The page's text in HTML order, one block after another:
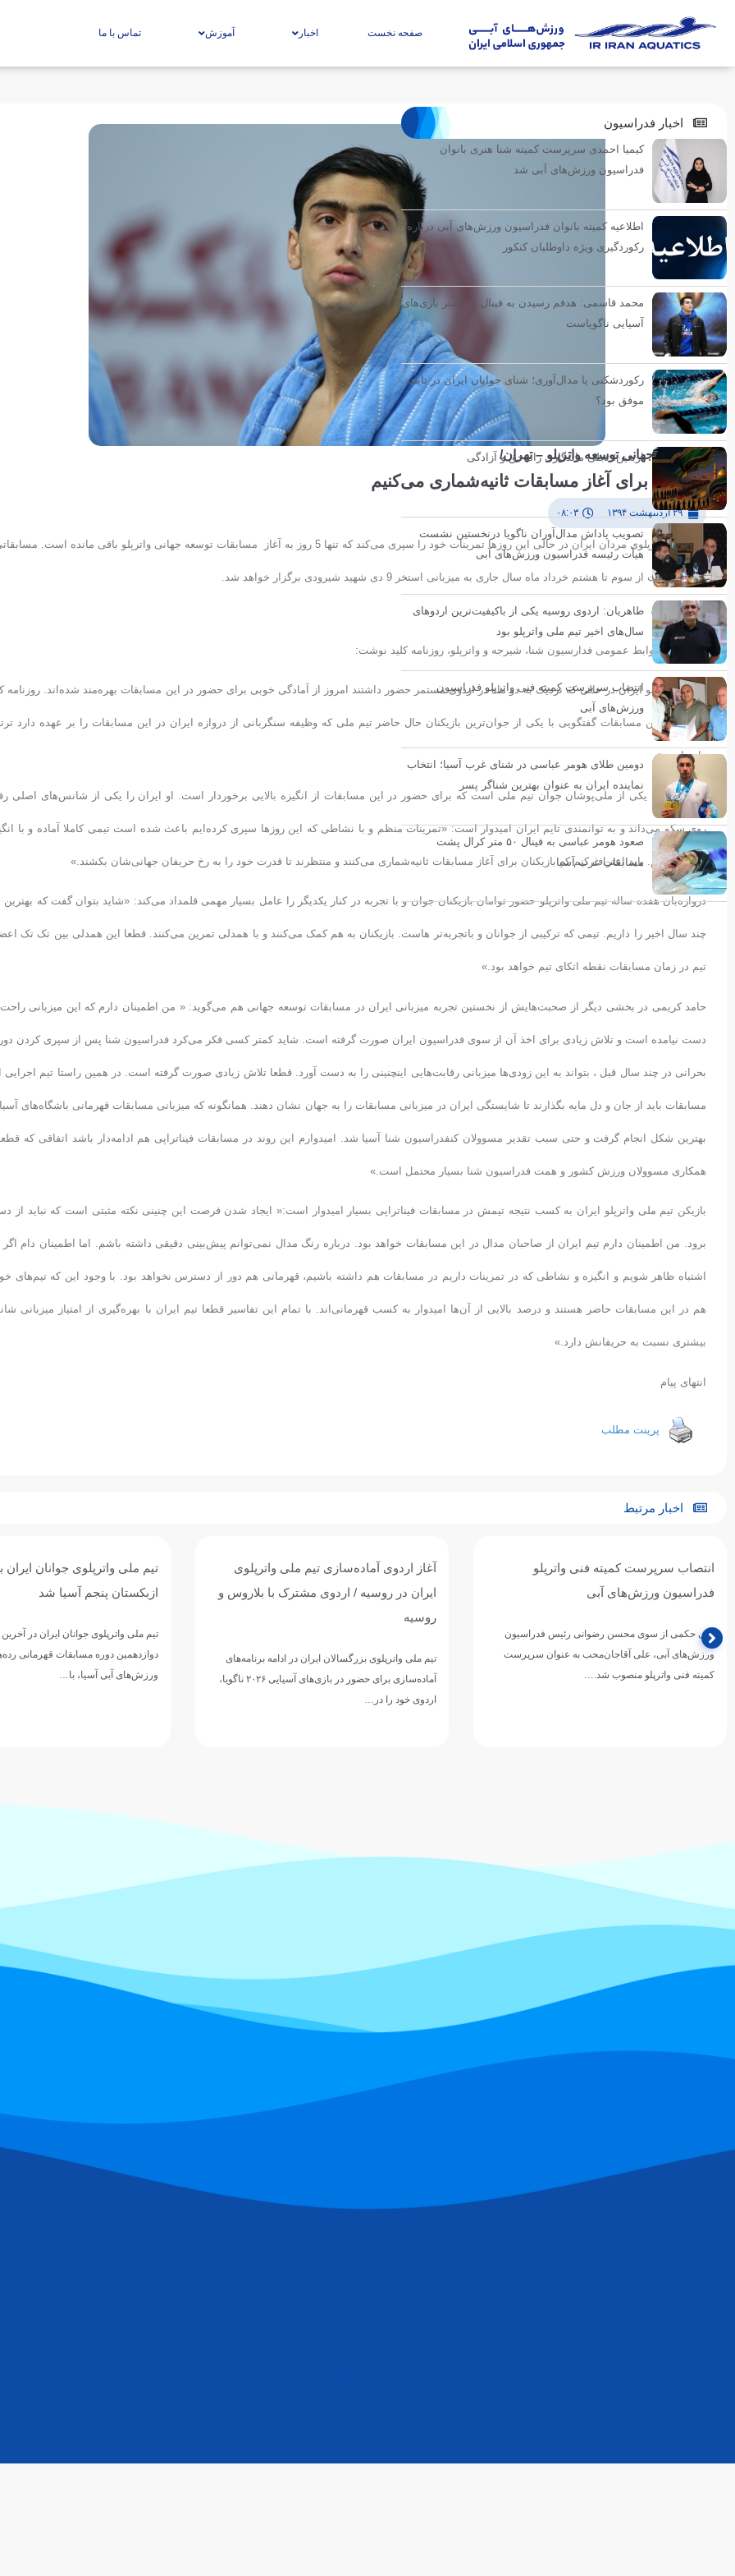
صفحه نخست اخبار آموزش تماس با ما
مسابقات جهانی توسعه واترپلو – تهران/
کریمی: برای آغاز مسابقات ثانیه‌شماری می‌کنیم
۲۹ اردیبهشت ۱۳۹۴ ۰۸:۰۳
تیم ملی واترپلوی مردان ایران در حالی این روزها تمرینات خود را سپری می‌کند که تنها 5 روز به آغاز مسابقات توسعه جهانی واترپلو باقی مانده است.
که قرار است از سوم تا هشتم خرداد ماه سال جاری به میزبانی استخر 9 دی شهید شیرودی برگزار خواهد شد.
پرتو جغتایی/
به گزارش روابط عمومی فدارسیون شنا، شیرجه و واترپلو، روزنامه کلید نوشت:
مردان واترپلو ایران در حالی که نزدیک به دو ماه در اردوی مستمر حضور داشتند امروز از آمادگی خوبی برای حضور در این مسابقات بهره‌مند شده‌اند. روزنامه
در آستانه این مسابقات گفتگویی با یکی از جوان‌ترین بازیکنان حال حاضر تیم ملی که وظیفه سنگربانی از دروازه ایران در این مسابقات را بر عهده دارد
داده است:
حامد کریمی یکی از ملی‌پوشان جوان تیم ملی است که برای حضور در این مسابقات از انگیزه بالایی برخوردار است. او ایران را یکی از شانس‌های اصلی
روی سکو می‌داند و به توانمندی تایم ایران امیدوار است: «تمرینات منظم و با نشاطی که این روزها سپری کرده‌ایم باعث شده است تیمی کاملا آماده و با
داشته باشیم. باید اعتراف کنم که بازیکنان برای آغاز مسابقات ثانیه‌شماری می‌کنند و منتظرند تا قدرت خود را به رخ حریفان جهانی‌شان بکشند.»
دروازه‌بان هفده ساله تیم ملی واترپلو حضور توامان بازیکنان جوان و با تجربه در کنار یکدیگر را عامل بسیار مهمی قلمداد می‌کند: «شاید بتوان گفت که بهترین
چند سال اخیر را داریم. تیمی که ترکیبی از جوانان و باتجربه‌تر هاست. بازیکنان به هم کمک می‌کنند و با همدلی تمرین می‌کنند. قطعا این همدلی بین تک تک
تیم در زمان مسابقات نقطه اتکای تیم خواهد بود.»
حامد کریمی در بخشی دیگر از صحبت‌هایش از نخستین تجربه میزبانی ایران در مسابقات توسعه جهانی هم می‌گوید: « من اطمینان دارم که این میزبانی
دست نیامده است و تلاش زیادی برای اخذ آن از سوی فدراسیون ایران صورت گرفته است. شاید کمتر کسی فکر می‌کرد فدراسیون شنا پس از سپری کردن
بحرانی در چند سال قبل ، بتواند به این زودی‌ها میزبانی رقابت‌هایی اینچنینی را به دست آورد. قطعا تلاش زیادی صورت گرفته است. در همین راستا تیم اجرایی
مسابقات باید از جان و دل مایه بگذارند تا شایستگی ایران در میزبانی مسابقات را به جهان نشان دهند. همانگونه که میزبانی مسابقات قهرمانی باشگاه‌های
بهترین شکل انجام گرفت و حتی سبب تقدیر مسوولان کنفدراسیون شنا آسیا شد. امیدوارم این روند در مسابقات فیناتراپی هم ادامه‌دار باشد اتفاقی که
همکاری مسوولان ورزش کشور و همت فدراسیون شنا بسیار محتمل است.»
بازیکن تیم ملی واترپلو ایران به کسب نتیجه تیمش در مسابقات فیناتراپی بسیار امیدوار است:« ایجاد شدن فرصت این چنینی نکته مثبتی است که نباید از
برود. من اطمینان دارم تیم ایران از صاحبان مدال در این مسابقات خواهد بود. درباره رنگ مدال نمی‌توانم پیش‌بینی دقیقی داشته باشم. اما اطمینان دام
اشتباه ظاهر شویم و انگیزه و نشاطی که در تمرینات داریم در مسابقات هم داشته باشیم، قهرمانی هم دور از دسترس نخواهد بود. با وجود این که تیم‌های
هم در این مسابقات حاضر هستند و درصد بالایی از آن‌ها امیدوار به کسب قهرمانی‌اند. با تمام این تفاسیر قطعا تیم ایران با بهره‌گیری از امتیاز میزبانی
بیشتری نسبت به حریفانش دارد.»
انتهای پیام
پرینت مطلب
اخبار فدراسیون
کیمیا احمدی سرپرست کمیته شنا هنری بانوان
فدراسیون ورزش‌های آبی شد
اطلاعیه کمیته بانوان فدراسیون ورزش‌های آبی درباره
رکوردگیری ویژه داوطلبان کنکور
محمد قاسمی: هدفم رسیدن به فینال ۴۰۰ متر بازی‌های
آسیایی ناگویاست
رکوردشکنی یا مدال‌آوری؛ شنای جوانان ایران در تایلند
موفق بود؟
اربعین؛ تجلی ماندگاری راه حق و آزادگی
تصویب پاداش مدال‌آوران ناگویا درنخستین نشست
هیأت رئیسه فدراسیون ورزش‌های آبی
طاهریان: اردوی روسیه یکی از باکیفیت‌ترین اردوهای
سال‌های اخیر تیم ملی واترپلو بود
انتصاب سرپرست کمیته فنی واترپلو فدراسیون
ورزش‌های آبی
دومین طلای هومر عباسی در شنای غرب آسیا؛ انتخاب
نماینده ایران به عنوان بهترین شناگر پسر
صعود هومر عباسی به فینال ۵۰ متر کرال پشت
مسابقات غرب آسیا
اخبار مرتبط
آغاز اردوی آماده‌سازی تیم ملی واترپلوی
ایران در روسیه / اردوی مشترک با بلاروس و
تیم ملی واترپلوی بزرگسالان ایران در ادامه برنامه‌های
تیم ملی واترپلوی جوانان ایران با برتری برابر
ازبکستان پنجم آسیا شد
دوازدهمین دوره مسابقات قهرمانی رده‌های سنی
ورزش‌های آبی آسیا، با…
پیروزی پرگل جوانان واترپلوی
عربستان؛ تقابل با ازبکستان
تیم ملی واترپلوی جوانان ایران در ادامه
دوازدهمین دوره مسابقات قهرمانی